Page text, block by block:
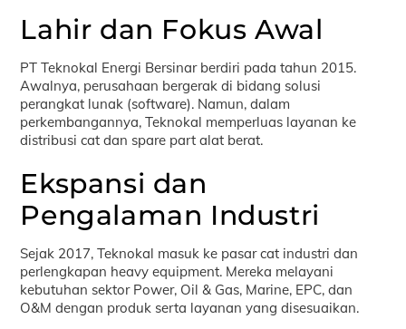
Lahir dan Fokus Awal
PT Teknokal Energi Bersinar berdiri pada tahun 2015.
Awalnya, perusahaan bergerak di bidang solusi
perangkat lunak (software). Namun, dalam
perkembangannya, Teknokal memperluas layanan ke
distribusi cat dan spare part alat berat.
Ekspansi dan
Pengalaman Industri
Sejak 2017, Teknokal masuk ke pasar cat industri dan
perlengkapan heavy equipment. Mereka melayani
kebutuhan sektor Power, Oil & Gas, Marine, EPC, dan
O&M dengan produk serta layanan yang disesuaikan.